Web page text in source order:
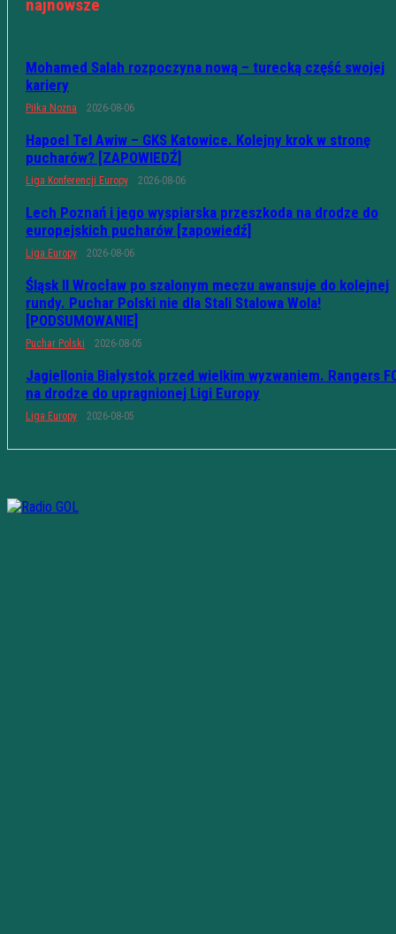
najnowsze
Mohamed Salah rozpoczyna nową – turecką część swojej
kariery
Piłka Nożna 2026-08-06
Hapoel Tel Awiw – GKS Katowice. Kolejny krok w stronę
pucharów? [ZAPOWIEDŹ]
Liga Konferencji Europy 2026-08-06
Lech Poznań i jego wyspiarska przeszkoda na drodze do
europejskich pucharów [zapowiedź]
Liga Europy 2026-08-06
Śląsk II Wrocław po szalonym meczu awansuje do kolejnej
rundy. Puchar Polski nie dla Stali Stalowa Wola!
[PODSUMOWANIE]
Puchar Polski 2026-08-05
Jagiellonia Białystok przed wielkim wyzwaniem. Rangers
na drodze do upragnionej Ligi Europy
Liga Europy 2026-08-05